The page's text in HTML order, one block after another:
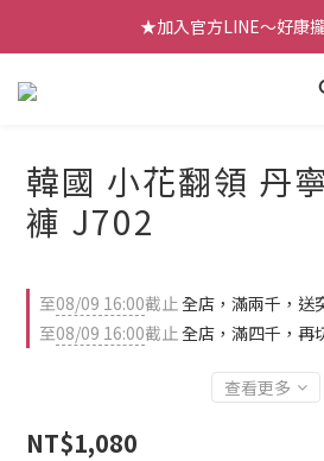
【七月新品】上架了!! 限時
★加入官方LINE～好康
【七月新品】上架了!! 限時
韓國 小花翻領 丹
褲 J702
至08/09 16:00截止全店，滿兩千，送
至08/09 16:00截止全店，滿四千，再
查看更多
NT$1,080